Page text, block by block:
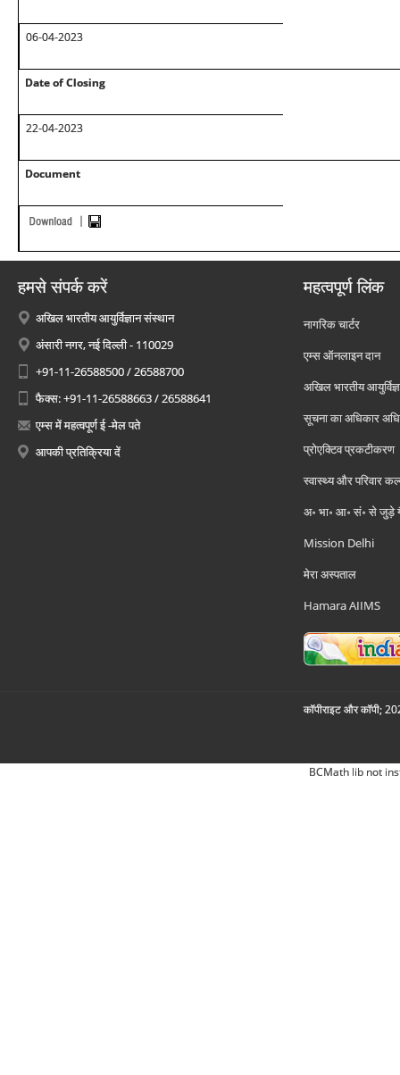
06-04-2023
Date of Closing
22-04-2023
Document
हमसे संपर्क करें
अखिल भारतीय आयुर्विज्ञान संस्थान
अंसारी नगर, नई दिल्ली - 110029
+91-11-26588500 / 26588700
फैक्स: +91-11-26588663 / 26588641
एम्स में महत्वपूर्ण ई -मेल पते
आपकी प्रतिक्रिया दें
महत्वपूर्ण लिंक
नागरिक चार्टर
एम्स ऑनलाइन दान
अखिल भारतीय
सूचना का अधिकार
प्रोएक्टिव प्रकटीकरण
स्वास्थ्य और परिवार
अ॰ भा॰ आ॰ सं॰ से जुड़े
Mission Delhi
मेरा अस्पताल
Hamara AIIMS
कॉपीराइट और कॉपी;
BCMath lib not